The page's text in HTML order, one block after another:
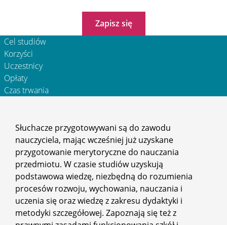
Zapisz się
Cel studiów
Korzyści
Uczestnicy
Opłaty
Czas trwania
Słuchacze przygotowywani są do zawodu
nauczyciela, mając wcześniej już uzyskane
przygotowanie merytoryczne do nauczania
przedmiotu. W czasie studiów uzyskują
podstawowa wiedzę, niezbędną do rozumienia
procesów rozwoju, wychowania, nauczania i
uczenia się oraz wiedzę z zakresu dydaktyki i
metodyki szczegółowej. Zapoznają się też z